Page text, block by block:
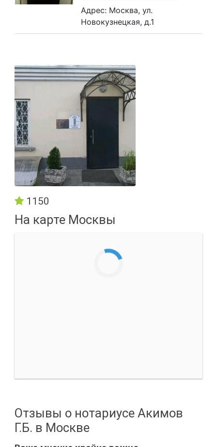
Адрес: Москва, ул.
Новокузнецкая, д.1
1150
На карте Москвы
Отзывы о нотариусе Акимов
Г.Б. в Москве